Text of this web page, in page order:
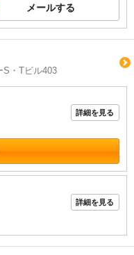
メールする
S・Tビル403
詳細を見る
詳細を見る